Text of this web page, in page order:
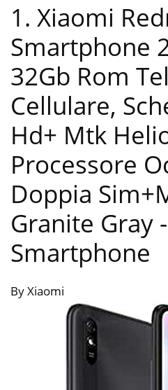
1. Xiaomi
Smartphone
32Gb Rom
Cellulare,
Hd+ Mtk
Processore
Doppia
Granite Gray
Smartphone
By Xiaomi